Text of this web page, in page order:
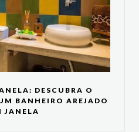
DESCUBRA O
BANHEIRO AREJADO
JANELA